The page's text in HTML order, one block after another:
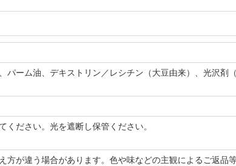
パーム油、デキストリン／レシチン（大豆由来）、光沢
ださい。光を遮断し保管ください。
が違う場合があります。色や味などの主観によるご返品